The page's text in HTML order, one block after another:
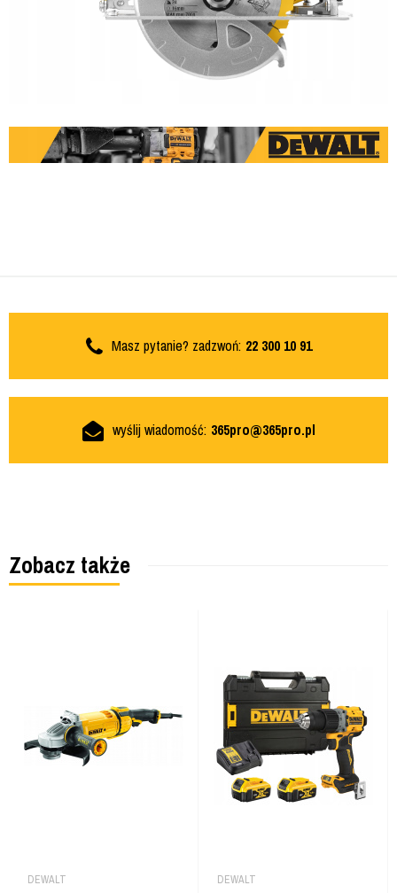
Masz pytanie? zadzwoń: 22 300 10 91
wyślij wiadomość: 365pro@365pro.pl
Zobacz także
DEWALT DEWALT